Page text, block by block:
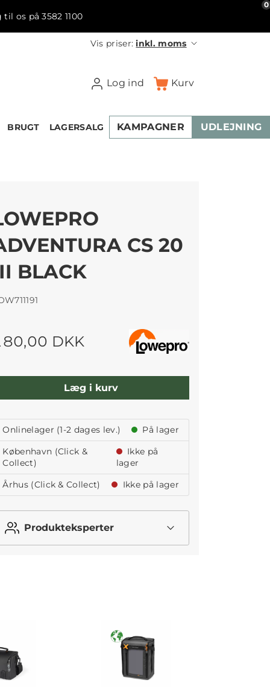
til os på 3582 1100
Vis priser:inkl. moms
Log ind Kurv
0
BRUGT LAGERSALG KAMPAGNER UDLEJNING
CS 20
BLACK
DKK
Læg i kurv
Onlinelager (1-2 dages lev.)
På lager
København (Click &
Collect)
Ikke på
lager
Århus (Click & Collect)
Ikke på lager
Produkteksperter